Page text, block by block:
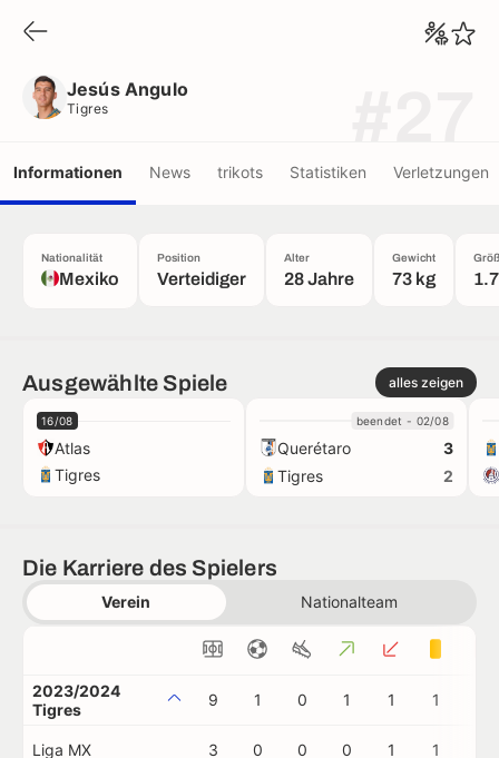
Jesús Angulo
Tigres
Informationen News trikots Statistiken Verletzungen
Nationalität
Mexiko
Position
Verteidiger
Alter
28 Jahre
Gewicht
73 kg
Ausgewählte Spiele alles zeigen
16/08
Atlas
Tigres
beendet - 02/08
Querétaro
3
Tigres
2
Die Karriere des Spielers
Verein Nationalteam
2023/2024
Tigres
9 1 0 1 1 1
Liga MX 3 0 0 0 1 1